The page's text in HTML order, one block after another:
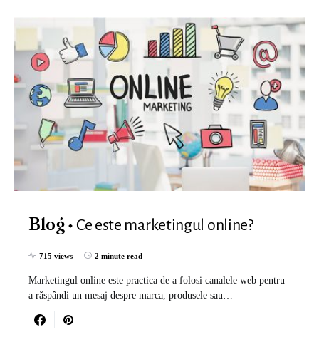
Blog Ce este marketingul online?
715 views 2 minute read
Marketingul online este practica de a folosi canalele web pentru
a răspândi un mesaj despre marca, produsele sau…